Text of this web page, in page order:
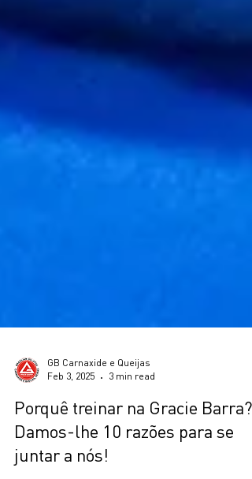
GB Carnaxide e Queijas
Feb 3, 2025
3 min read
Porquê treinar na Gracie Barra?